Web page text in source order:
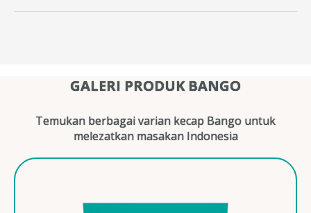
GALERI PRODUK BANGO
Temukan berbagai varian kecap Bango untuk
melezatkan masakan Indonesia